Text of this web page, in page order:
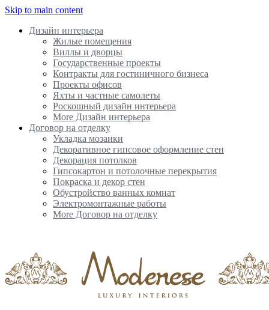
Skip to main content
Дизайн интерьера
Жилые помещения
Виллы и дворцы
Государственные проекты
Контракты для гостиничного бизнеса
Проекты офисов
Яхты и частные самолеты
Роскошный дизайн интерьера
More Дизайн интерьера
Договор на отделку
Укладка мозаики
Декоративное гипсовое оформление стен
Декорация потолков
Гипсокартон и потолочные перекрытия
Покраска и декор стен
Обустройство ванных комнат
Электромонтажные работы
More Договор на отделку